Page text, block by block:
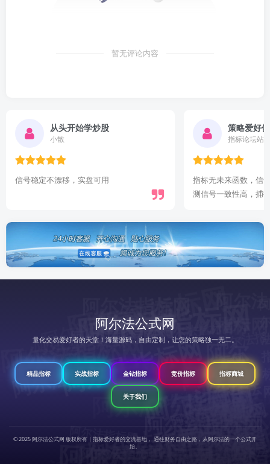
暂无评论内容
从头开始学炒股
小散
信号稳定不漂移，实盘可用
策略爱好
指标论坛站
指标无未来函数，信
测信号一致性高，捕
阿尔法指标网
阿尔
法指
阿尔法指标网
阿尔法指标网
阿尔法指
阿
尔
法
指
标
阿尔法
指标网
阿尔法指标网
阿尔法指
标网
阿
阿尔法指标网
阿
法
阿尔法指标网
阿尔法
阿尔法指标网
阿尔法指标网
阿尔法指标网
阿
尔
阿
尔
法
指
标
网
阿尔
法指
阿尔法指标网
阿尔法指标网
阿尔法指标网
阿尔法指标网
标网
阿
尔
法
标
阿
尔
法
指
标
尔
法
指阿尔法
阿尔
法指
标网
阿尔法指标网
阿尔法指标网
阿尔法指标网
阿尔法
指标网
阿尔法指标网
阿
尔
法
指
标
阿尔法指标网
尔
法
阿尔法指标网
阿
尔
阿尔法公式网
量化交易爱好者的天堂！海量源码，自由定制，让您的策略独一无二。
精品指标 实战指标 金钻指标 竞价指标 指标商城
关于我们
© 2025 阿尔法公式网 版权所有 | 指标爱好者的交流基地， 通往财务自由之路，从阿尔法的一个公式开
始。